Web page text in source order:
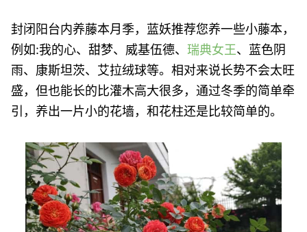
封闭阳台内养藤本月季，蓝妖推荐您养一些小藤本，
例如:我的心、甜梦、威基伍德、 瑞典女王、蓝色阴
雨、康斯坦茨、艾拉绒球等。相对来说长势不会太旺
盛，但也能长的比灌木高大很多，通过冬季的简单牵
引，养出一片小的花墙，和花柱还是比较简单的。